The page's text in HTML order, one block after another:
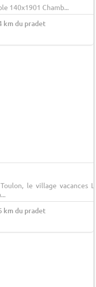
140x1901 Chamb...
km du pradet
le village vacances
km du pradet